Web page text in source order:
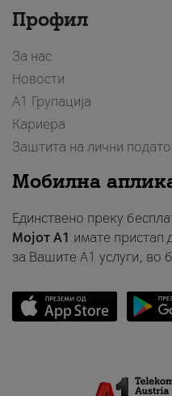
Профил
За нас
Новости
А1 Групација
Кариера
Заштита на лични
Мобилна
Единствено преку
Мојот A1 имате пристап
за Вашите A1 услуги, во